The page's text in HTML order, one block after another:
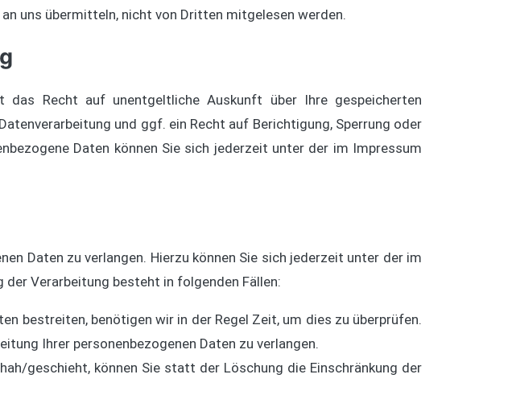
uns übermitteln, nicht von Dritten mitgelesen werden.
das Recht auf unentgeltliche Auskunft über Ihre gespeicherten
und ggf. ein Recht auf Berichtigung, Sperrung oder
Daten können Sie sich jederzeit unter der im Impressum
Daten zu verlangen. Hierzu können Sie sich jederzeit unter der im
der Verarbeitung besteht in folgenden Fällen:
bestreiten, benötigen wir in der Regel Zeit, um dies zu überprüfen.
Ihrer personenbezogenen Daten zu verlangen.
geschieht, können Sie statt der Löschung die Einschränkung der